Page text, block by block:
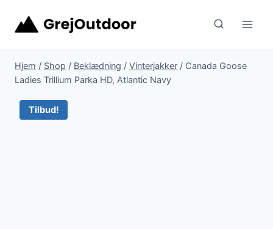
Hjem / Shop / Beklædning / Vinterjakker / Canada Goose
Ladies Trillium Parka HD, Atlantic Navy
Tilbud!